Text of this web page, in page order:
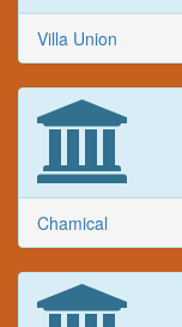
Villa Union
Chamical